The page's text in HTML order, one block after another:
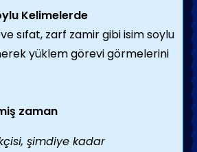
Kelimelerde
sıfat, zarf zamir gibi isim soylu
yüklem görevi görmelerini
zaman
şimdiye kadar